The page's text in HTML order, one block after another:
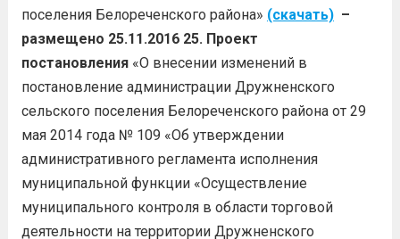
поселения Белореченского района» (скачать)–
размещено 25.11.2016 25. Проект
постановления«О внесении изменений в
постановление администрации Дружненского
сельского поселения Белореченского района от 29
мая 2014 года № 109 «Об утверждении
административного регламента исполнения
муниципальной функции «Осуществление
муниципального контроля в области торговой
деятельности на территории Дружненского